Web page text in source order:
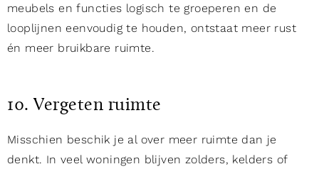
meubels en functies logisch te groeperen en de
looplijnen eenvoudig te houden, ontstaat meer rust
én meer bruikbare ruimte.
10. Vergeten ruimte
Misschien beschik je al over meer ruimte dan je
denkt. In veel woningen blijven zolders, kelders of